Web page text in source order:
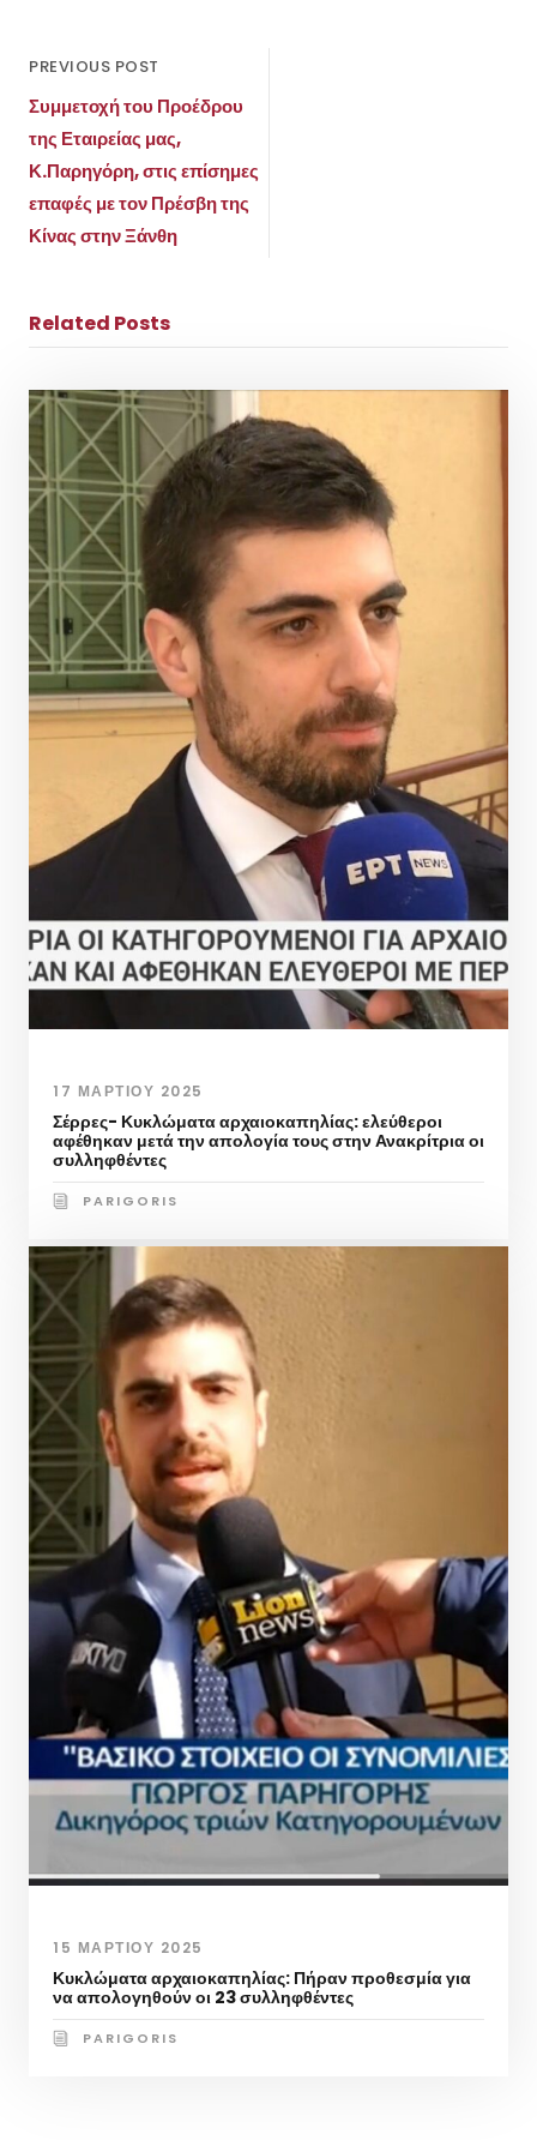
PREVIOUS POST
Συμμετοχή του Προέδρου
της Εταιρείας μας,
Κ.Παρηγόρη, στις επίσημες
επαφές με τον Πρέσβη της
Κίνας στην Ξάνθη
Related Posts
17 ΜΑΡΤΊΟΥ 2025
Σέρρες- Κυκλώματα αρχαιοκαπηλίας: ελεύθεροι
αφέθηκαν μετά την απολογία τους στην Ανακρίτρια οι
συλληφθέντες
PARIGORIS
15 ΜΑΡΤΊΟΥ 2025
Κυκλώματα αρχαιοκαπηλίας: Πήραν προθεσμία για
να απολογηθούν οι 23 συλληφθέντες
PARIGORIS